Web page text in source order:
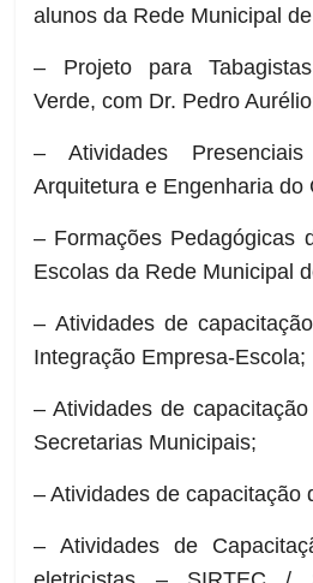
alunos da Rede Municipal
– Projeto para
Verde, com Dr. Pedro
– Atividades
Arquitetura e Engenharia do
– Formações Pedagógicas
Escolas da Rede Municipal
– Atividades de
Integração Empresa-Escola;
– Atividades de
Secretarias Municipais;
– Atividades de capacitação
– Atividades de